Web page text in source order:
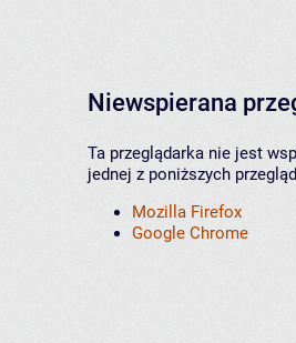
Niewspierana
Ta przeglądarka nie jest
jednej z poniższych
Mozilla Firefox
Google Chrome